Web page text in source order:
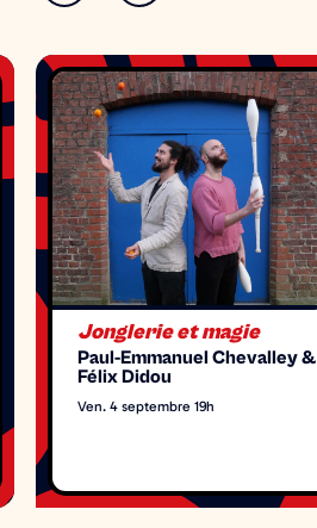
Jonglerie et magie
Paul-Emmanuel Chevalley &
Félix Didou
Ven. 4 septembre 19h